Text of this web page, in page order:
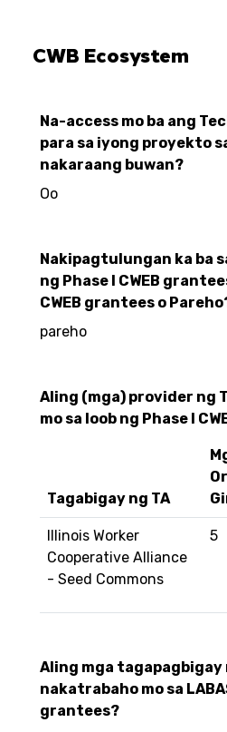
CWB Ecosystem
Na-access mo ba ang
para sa iyong proyekto
nakaraang buwan?
Oo
Nakipagtulungan ka ba
ng Phase I CWEB
CWEB grantees o
pareho
Aling (mga) provider ng
mo sa loob ng Phase I
Tagabigay ng TA
Illinois Worker
Cooperative Alliance
- Seed Commons
5
Aling mga tagapagbigay
nakatrabaho mo sa
grantees?